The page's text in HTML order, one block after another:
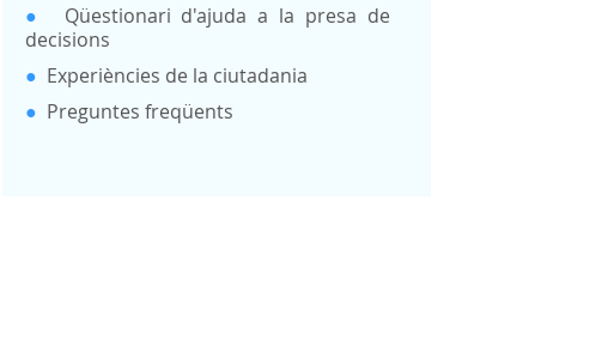
● Qüestionari d'ajuda a la presa de
decisions
● Experiències de la ciutadania
● Preguntes freqüents